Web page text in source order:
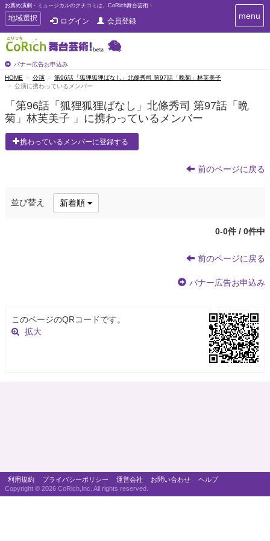
お薦め演劇・ミュージカルのクチコミは、CoRich舞台芸術！
T
o
g
g
e
n
a
v
g
i
地域選択 ログイン 会員登録
バナー広告お申込み
T
o
a
v
i
menu
HOME 公演
第96話「狐狸狐狸ばなし」北條秀司 第97話「晩菊」林芙美子
公演に携わっているメンバー
「第96話「狐狸狐狸ばなし」北條秀司 第97話「晩
菊」林芙美子 」に携わっているメンバー
携わっているメンバーに登録する
前のページに戻る
並び替え 新着順
0-0件 / 0件中
前のページに戻る
バナー広告お申込み
このページのQRコードです。
拡大
利用規約 プライバシーポリシー 運営会社 お問い合わせ
ヘルプ
Copyright © 2026 CoRich,Inc. All rights reserved.